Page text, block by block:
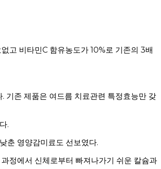
고 비타민C 함유농도가 10%로 기존의 3배
기존 제품은 여드름 치료관련 특정효능만 갖
.
춘 영양감미료도 선보였다.
정에서 신체로부터 빠져나가기 쉬운 칼슘과